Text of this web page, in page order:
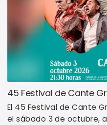
45 Festival de Cante
El 45 Festival de Cante
el sábado 3 de octubre, a